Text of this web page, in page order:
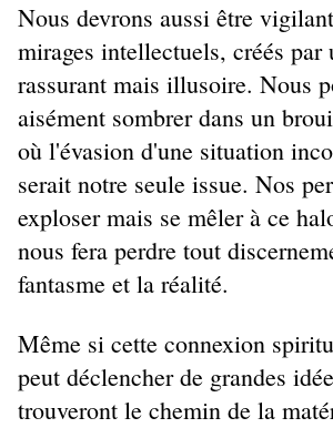
Nous devrons aussi être
mirages intellectuels, créés par
rassurant mais illusoire. Nous
aisément sombrer dans un
où l'évasion d'une situation
serait notre seule issue. Nos
exploser mais se mêler à ce
nous fera perdre tout
fantasme et la réalité.
Même si cette connexion
peut déclencher de grandes
trouveront le chemin de la